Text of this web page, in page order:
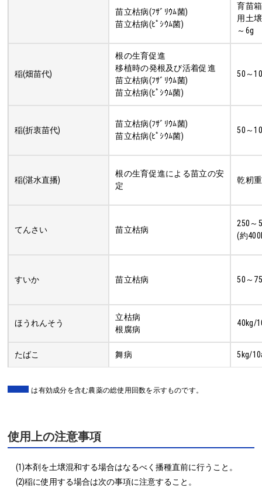
苗立枯病(ﾌｻﾞﾘｳﾑ菌)
苗立枯病(ﾋﾟｼｳﾑ菌)
育苗
用土
～6g
稲(畑苗代)
根の生育促進
移植時の発根及び活着促進
苗立枯病(ﾌｻﾞﾘｳﾑ菌)
苗立枯病(ﾋﾟｼｳﾑ菌)
50～
稲(折衷苗代)
苗立枯病(ﾌｻﾞﾘｳﾑ菌)
苗立枯病(ﾋﾟｼｳﾑ菌)
50～
稲(湛水直播)
根の生育促進による苗立の安
定
乾籾
てんさい 苗立枯病
250～
(約
すいか 苗立枯病 50～
ほうれんそう
立枯病
根腐病
40kg/
たばこ 舞病 5kg/
は有効成分を含む農薬の総使用回数を示すものです。
使用上の注意事項
(1)本剤を土壌混和する場合はなるべく播種直前に行うこと。
(2)稲に使用する場合は次の事項に注意すること。